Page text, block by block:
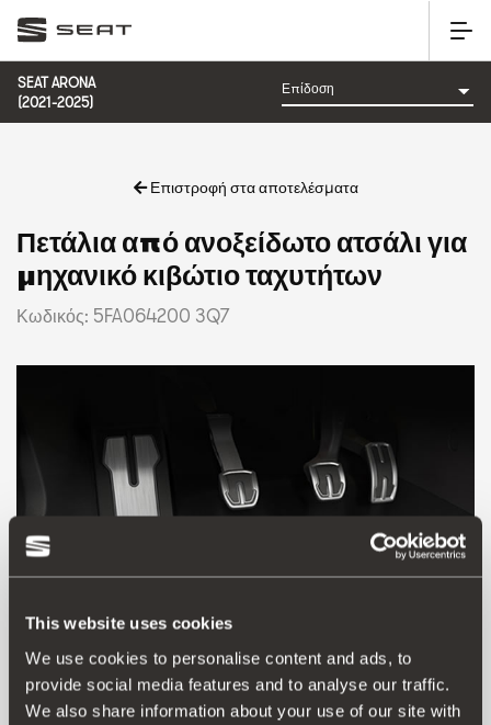
This website uses cookies
We use cookies to personalise content and ads, to
provide social media features and to analyse our traffic.
We also share information about your use of our site with
SEAT ARONA
(2021-2025)
Επιστροφή στα αποτελέσματα
Πετάλια από ανοξείδωτο ατσάλι για
μηχανικό κιβώτιο ταχυτήτων
Κωδικός: 5FA064200 3Q7